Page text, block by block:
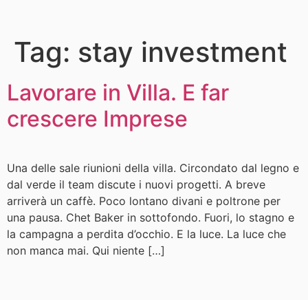
Tag: stay investment
Lavorare in Villa. E far
crescere Imprese
Una delle sale riunioni della villa. Circondato dal legno e
dal verde il team discute i nuovi progetti. A breve
arriverà un caffè. Poco lontano divani e poltrone per
una pausa. Chet Baker in sottofondo. Fuori, lo stagno e
la campagna a perdita d’occhio. E la luce. La luce che
non manca mai. Qui niente […]